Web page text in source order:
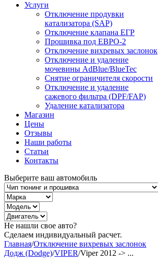
Услуги
Отключение продувки
катализатора (SAP)
Отключение клапана ЕГР
Прошивка под ЕВРО-2
Отключение вихревых заслонок
Отключение и удаление
мочевины AdBlue/BlueTec
Снятие ограничителя скорости
Отключение и удаление
сажевого фильтра (DPF/FAP)
Удаление катализатора
Магазин
Цены
Отзывы
Наши работы
Статьи
Контакты
Выберите ваш автомобиль
Не нашли свое авто?
Сделаем индивидуальный расчет.
Главная/Отключение вихревых заслонок
Додж (Dodge)/VIPER/Viper 2012 -> ...